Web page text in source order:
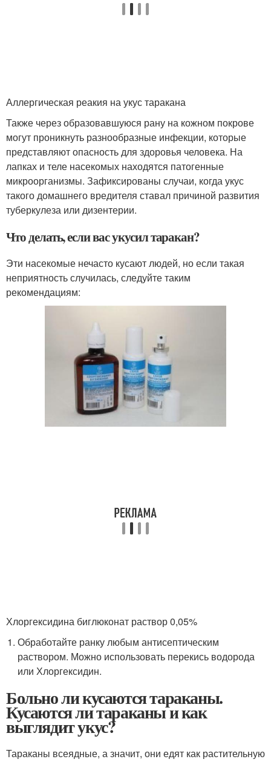
Аллергическая реакия на укус таракана
Также через образовавшуюся рану на кожном покрове
могут проникнуть разнообразные инфекции, которые
представляют опасность для здоровья человека. На
лапках и теле насекомых находятся патогенные
микроорганизмы. Зафиксированы случаи, когда укус
такого домашнего вредителя ставал причиной развития
туберкулеза или дизентерии.
Что делать, если вас укусил таракан?
Эти насекомые нечасто кусают людей, но если такая
неприятность случилась, следуйте таким
рекомендациям:
Хлоргексидина биглюконат раствор 0,05%
Обработайте ранку любым антисептическим
раствором. Можно использовать перекись водорода
или Хлоргексидин.
Больно ли кусаются тараканы.
Кусаются ли тараканы и как
выглядит укус?
Тараканы всеядные, а значит, они едят как растительную